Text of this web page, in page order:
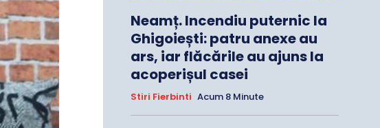
Neamț. Incendiu puternic la
Ghigoiești: patru anexe au
ars, iar flăcările au ajuns la
acoperișul casei
Stiri Fierbinti Acum 8 Minute